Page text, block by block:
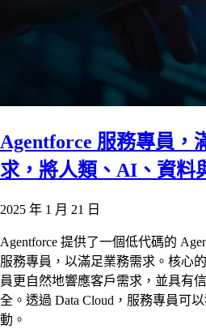
Agentforce 服務專員，
求，將人類、AI、資料
2025 年 1 月 21 日
Agentforce 提供了一個低代碼的
服務專員，以滿足業務需求。核心
員更自然地響應客戶需求，並具有
全。透過 Data Cloud，服務專員可
動。